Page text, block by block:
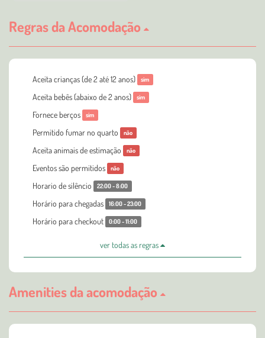
Regras da Acomodação
Aceita crianças (de 2 até 12 anos) sim
Aceita bebês (abaixo de 2 anos) sim
Fornece berços sim
Permitido fumar no quarto não
Aceita animais de estimação não
Eventos são permitidos não
Horario de silêncio 22:00 - 8:00
Horário para chegadas 16:00 - 23:00
Horário para checkout 0:00 - 11:00
ver todas as regras
Amenities da acomodação